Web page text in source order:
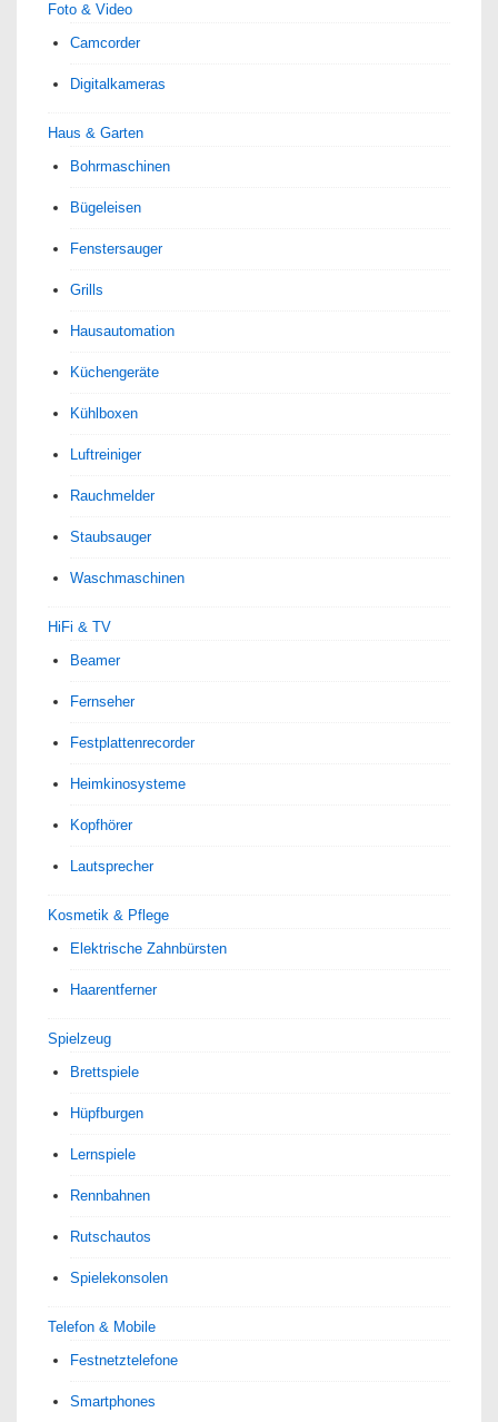
Foto & Video
Camcorder
Digitalkameras
Haus & Garten
Bohrmaschinen
Bügeleisen
Fenstersauger
Grills
Hausautomation
Küchengeräte
Kühlboxen
Luftreiniger
Rauchmelder
Staubsauger
Waschmaschinen
HiFi & TV
Beamer
Fernseher
Festplattenrecorder
Heimkinosysteme
Kopfhörer
Lautsprecher
Kosmetik & Pflege
Elektrische Zahnbürsten
Haarentferner
Spielzeug
Brettspiele
Hüpfburgen
Lernspiele
Rennbahnen
Rutschautos
Spielekonsolen
Telefon & Mobile
Festnetztelefone
Smartphones